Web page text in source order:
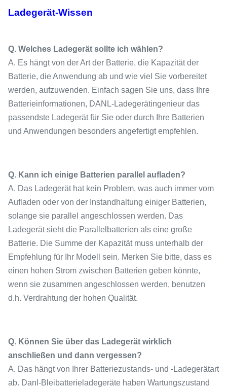
Ladegerät-Wissen
Q. Welches Ladegerät sollte ich wählen?
A. Es hängt von der Art der Batterie, die Kapazität der
Batterie, die Anwendung ab und wie viel Sie vorbereitet
werden, aufzuwenden. Einfach sagen Sie uns, dass Ihre
Batterieinformationen, DANL-Ladegerätingenieur das
passendste Ladegerät für Sie oder durch Ihre Batterien
und Anwendungen besonders angefertigt empfehlen.
Q. Kann ich einige Batterien parallel aufladen?
A. Das Ladegerät hat kein Problem, was auch immer vom
Aufladen oder von der Instandhaltung einiger Batterien,
solange sie parallel angeschlossen werden. Das
Ladegerät sieht die Parallelbatterien als eine große
Batterie. Die Summe der Kapazität muss unterhalb der
Empfehlung für Ihr Modell sein. Merken Sie bitte, dass es
einen hohen Strom zwischen Batterien geben könnte,
wenn sie zusammen angeschlossen werden, benutzen
d.h. Verdrahtung der hohen Qualität.
Q. Können Sie über das Ladegerät wirklich
anschließen und dann vergessen?
A. Das hängt von Ihrer Batteriezustands- und -Ladegerätart
ab. Danl-Bleibatterieladegeräte haben Wartungszustand